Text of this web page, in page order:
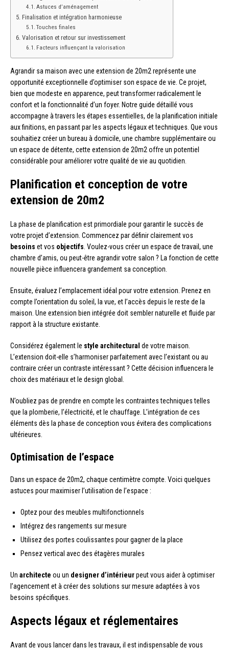
Astuces d’aménagement
Finalisation et intégration harmonieuse
Touches finales
Valorisation et retour sur investissement
Facteurs influençant la valorisation
Agrandir sa maison avec une extension de 20m2 représente une
opportunité exceptionnelle d’optimiser son espace de vie. Ce projet,
bien que modeste en apparence, peut transformer radicalement le
confort et la fonctionnalité d’un foyer. Notre guide détaillé vous
accompagne à travers les étapes essentielles, de la planification initiale
aux finitions, en passant par les aspects légaux et techniques. Que vous
souhaitiez créer un bureau à domicile, une chambre supplémentaire ou
un espace de détente, cette extension de 20m2 offre un potentiel
considérable pour améliorer votre qualité de vie au quotidien.
Planification et conception de votre
extension de 20m2
La phase de planification est primordiale pour garantir le succès de
votre projet d’extension. Commencez par définir clairement vos
besoins et vos objectifs . Voulez-vous créer un espace de travail, une
chambre d’amis, ou peut-être agrandir votre salon ? La fonction de cette
nouvelle pièce influencera grandement sa conception.
Ensuite, évaluez l’emplacement idéal pour votre extension. Prenez en
compte l’orientation du soleil, la vue, et l’accès depuis le reste de la
maison. Une extension bien intégrée doit sembler naturelle et fluide par
rapport à la structure existante.
Considérez également le style architectural de votre maison.
L’extension doit-elle s’harmoniser parfaitement avec l’existant ou au
contraire créer un contraste intéressant ? Cette décision influencera le
choix des matériaux et le design global.
N’oubliez pas de prendre en compte les contraintes techniques telles
que la plomberie, l’électricité, et le chauffage. L’intégration de ces
éléments dès la phase de conception vous évitera des complications
ultérieures.
Optimisation de l’espace
Dans un espace de 20m2, chaque centimètre compte. Voici quelques
astuces pour maximiser l’utilisation de l’espace :
Optez pour des meubles multifonctionnels
Intégrez des rangements sur mesure
Utilisez des portes coulissantes pour gagner de la place
Pensez vertical avec des étagères murales
Un architecte ou un designer d’intérieurpeut vous aider à optimiser
l’agencement et à créer des solutions sur mesure adaptées à vos
besoins spécifiques.
Aspects légaux et réglementaires
Avant de vous lancer dans les travaux, il est indispensable de vous